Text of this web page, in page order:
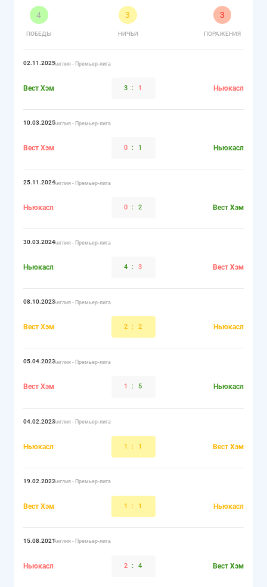
4
ПОБЕДЫ
3
НИЧЬИ
3
ПОРАЖЕНИЯ
02.11.2025Англия - Премьер-лига
Вест Хэм 3 : 1 Ньюкасл
10.03.2025Англия - Премьер-лига
Вест Хэм 0 : 1 Ньюкасл
25.11.2024Англия - Премьер-лига
Ньюкасл 0 : 2 Вест Хэм
30.03.2024Англия - Премьер-лига
Ньюкасл 4 : 3 Вест Хэм
08.10.2023Англия - Премьер-лига
Вест Хэм 2 : 2 Ньюкасл
05.04.2023Англия - Премьер-лига
Вест Хэм 1 : 5 Ньюкасл
04.02.2023Англия - Премьер-лига
Ньюкасл 1 : 1 Вест Хэм
19.02.2022Англия - Премьер-лига
Вест Хэм 1 : 1 Ньюкасл
15.08.2021Англия - Премьер-лига
Ньюкасл 2 : 4 Вест Хэм